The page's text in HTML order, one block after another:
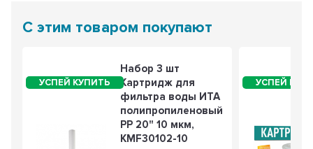
С этим товаром покупают
Набор 3 шт
Картридж для
фильтра воды ИТА
полипропиленовый
PP 20" 10 мкм,
KMF30102-10